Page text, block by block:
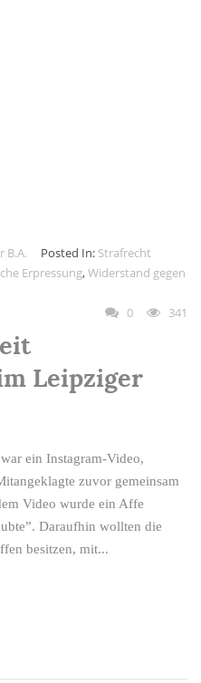
B.A. Posted In: Strafrecht
Erpressung,Widerstand gegen
0
341
Leipziger
ein Instagram-Video,
zuvor gemeinsam
Video wurde ein Affe
Daraufhin wollten die
besitzen, mit...